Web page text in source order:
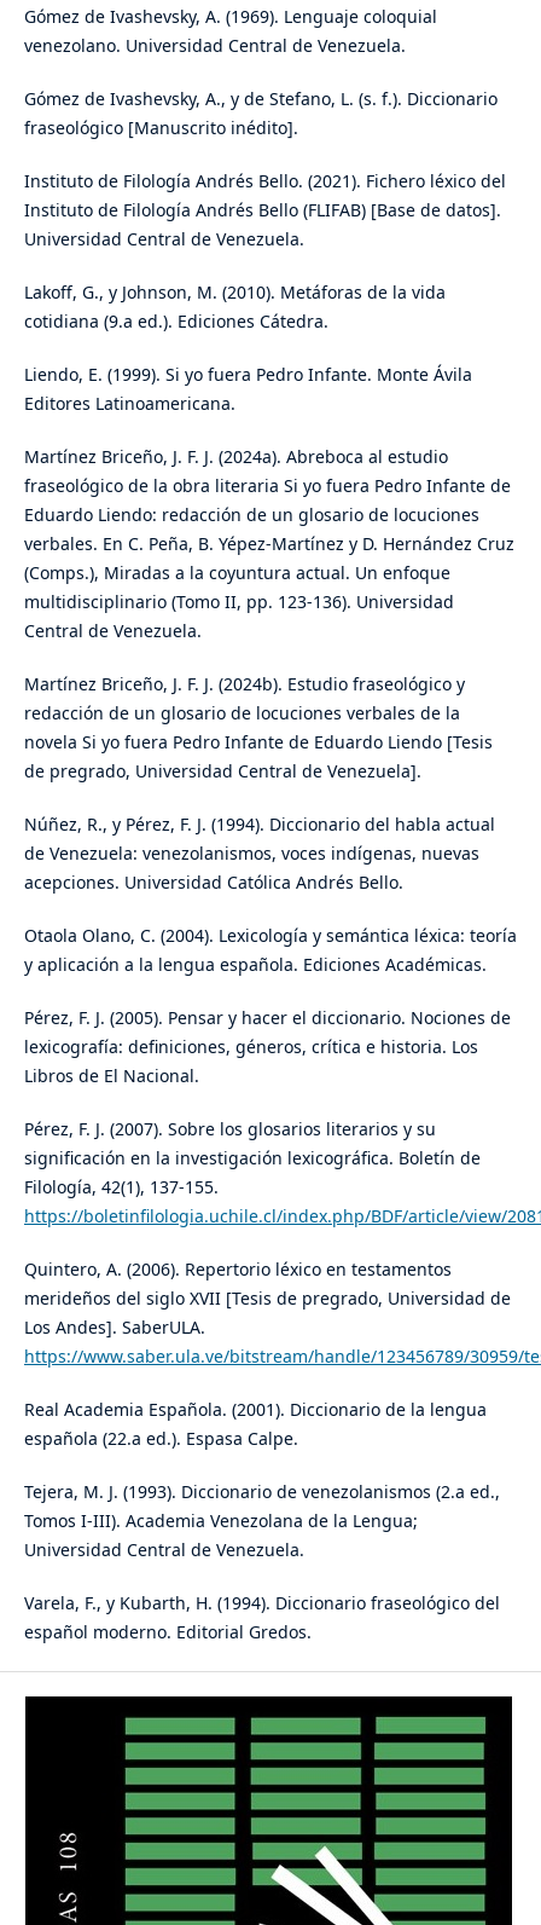
Gómez de Ivashevsky, A. (1969). Lenguaje coloquial
venezolano. Universidad Central de Venezuela.
Gómez de Ivashevsky, A., y de Stefano, L. (s. f.). Diccionario
fraseológico [Manuscrito inédito].
Instituto de Filología Andrés Bello. (2021). Fichero léxico del
Instituto de Filología Andrés Bello (FLIFAB) [Base de datos].
Universidad Central de Venezuela.
Lakoff, G., y Johnson, M. (2010). Metáforas de la vida
cotidiana (9.a ed.). Ediciones Cátedra.
Liendo, E. (1999). Si yo fuera Pedro Infante. Monte Ávila
Editores Latinoamericana.
Martínez Briceño, J. F. J. (2024a). Abreboca al estudio
fraseológico de la obra literaria Si yo fuera Pedro Infante de
Eduardo Liendo: redacción de un glosario de locuciones
verbales. En C. Peña, B. Yépez-Martínez y D. Hernández Cruz
(Comps.), Miradas a la coyuntura actual. Un enfoque
multidisciplinario (Tomo II, pp. 123-136). Universidad
Central de Venezuela.
Martínez Briceño, J. F. J. (2024b). Estudio fraseológico y
redacción de un glosario de locuciones verbales de la
novela Si yo fuera Pedro Infante de Eduardo Liendo [Tesis
de pregrado, Universidad Central de Venezuela].
Núñez, R., y Pérez, F. J. (1994). Diccionario del habla actual
de Venezuela: venezolanismos, voces indígenas, nuevas
acepciones. Universidad Católica Andrés Bello.
Otaola Olano, C. (2004). Lexicología y semántica léxica: teoría
y aplicación a la lengua española. Ediciones Académicas.
Pérez, F. J. (2005). Pensar y hacer el diccionario. Nociones de
lexicografía: definiciones, géneros, crítica e historia. Los
Libros de El Nacional.
Pérez, F. J. (2007). Sobre los glosarios literarios y su
significación en la investigación lexicográfica. Boletín de
Filología, 42(1), 137-155.
https://boletinfilologia.uchile.cl/index.php/BDF/article/view/
Quintero, A. (2006). Repertorio léxico en testamentos
merideños del siglo XVII [Tesis de pregrado, Universidad de
Los Andes]. SaberULA.
https://www.saber.ula.ve/bitstream/handle/123456789/30959/
Real Academia Española. (2001). Diccionario de la lengua
española (22.a ed.). Espasa Calpe.
Tejera, M. J. (1993). Diccionario de venezolanismos (2.a ed.,
Tomos I-III). Academia Venezolana de la Lengua;
Universidad Central de Venezuela.
Varela, F., y Kubarth, H. (1994). Diccionario fraseológico del
español moderno. Editorial Gredos.